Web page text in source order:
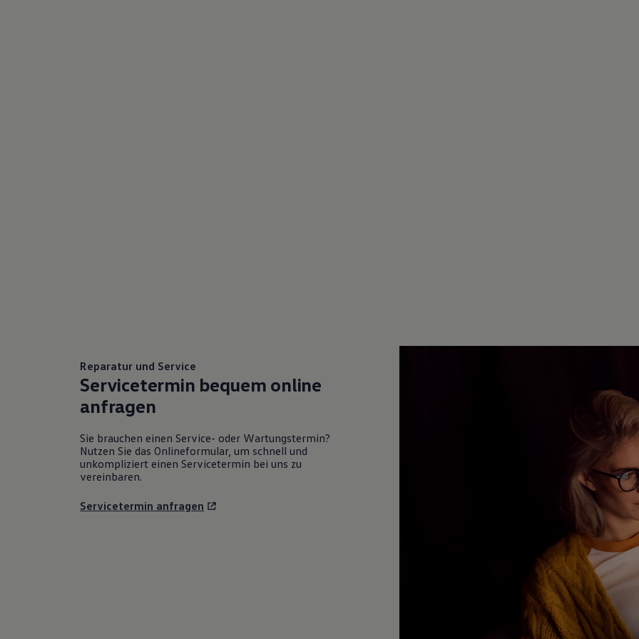
Reparatur und Service
Servicetermin bequem online
anfragen
Sie brauchen einen Service- oder Wartungstermin?
Nutzen Sie das Onlineformular, um schnell und
unkompliziert einen Servicetermin bei uns zu
vereinbaren.
Servicetermin anfragen